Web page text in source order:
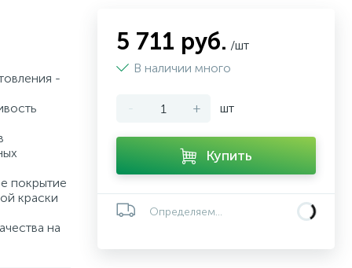
-
покрытие
краски
на
5 711 руб. /шт
В наличии много
- + шт
Купить
Определяем...